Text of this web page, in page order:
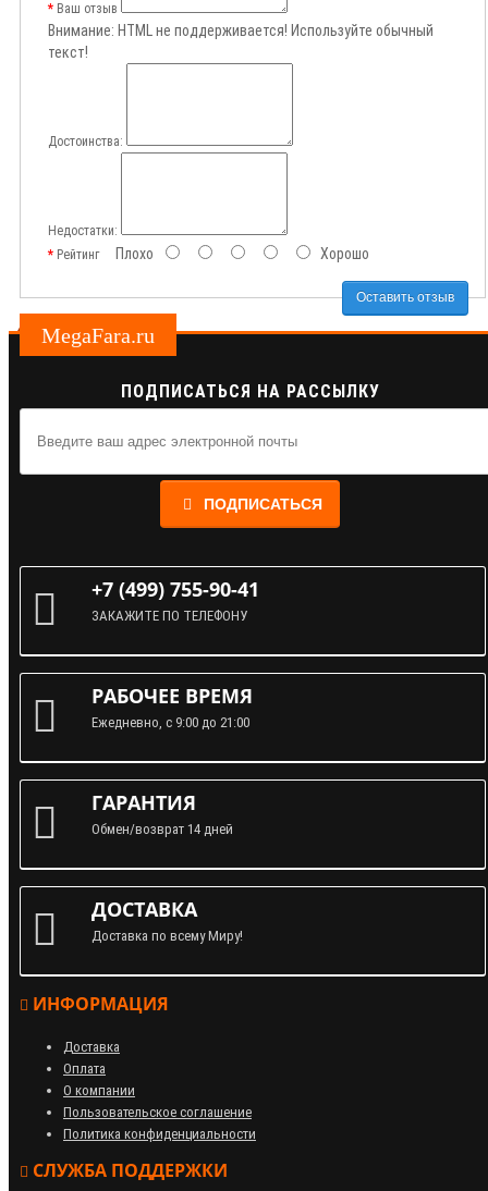
Ваш отзыв
Внимание: HTML не поддерживается! Используйте обычный
текст!
Достоинства:
Недостатки:
РейтингПлохо Хорошо
Оставить отзыв
MegaFara.ru
ПОДПИСАТЬСЯ НА РАССЫЛКУ
ПОДПИСАТЬСЯ
+7 (499) 755-90-41
ЗАКАЖИТЕ ПО ТЕЛЕФОНУ
РАБОЧЕЕ ВРЕМЯ
Ежедневно, с 9:00 до 21:00
ГАРАНТИЯ
Обмен/возврат 14 дней
ДОСТАВКА
Доставка по всему Миру!
ИНФОРМАЦИЯ
Доставка
Оплата
О компании
Пользовательское соглашение
Политика конфиденциальности
СЛУЖБА ПОДДЕРЖКИ